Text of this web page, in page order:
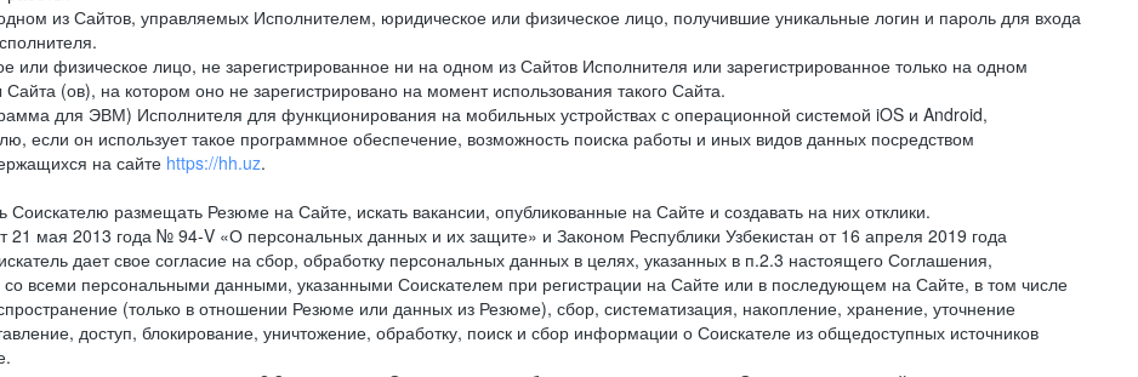
из Сайтов, управляемых Исполнителем, юридическое или физическое лицо, получившие уникальные логин и пароль для входа
или физическое лицо, не зарегистрированное ни на одном из Сайтов Исполнителя или зарегистрированное только на одном
(ов), на котором оно не зарегистрировано на момент использования такого Сайта.
для ЭВМ) Исполнителя для функционирования на мобильных устройствах с операционной системой iOS и Android,
он использует такое программное обеспечение, возможность поиска работы и иных видов данных посредством
на сайте https://hh.uz.
Соискателю размещать Резюме на Сайте, искать вакансии, опубликованные на Сайте и создавать на них отклики.
21 мая 2013 года № 94-V «О персональных данных и их защите» и Законом Республики Узбекистан от 16 апреля 2019 года
дает свое согласие на сбор, обработку персональных данных в целях, указанных в п.2.3 настоящего Соглашения,
всеми персональными данными, указанными Соискателем при регистрации на Сайте или в последующем на Сайте, в том числе
(только в отношении Резюме или данных из Резюме), сбор, систематизация, накопление, хранение, уточнение
доступ, блокирование, уничтожение, обработку, поиск и сбор информации о Соискателе из общедоступных источников